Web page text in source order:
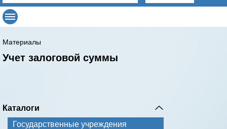
Материалы
Учет залоговой суммы
Каталоги
Государственные учреждения